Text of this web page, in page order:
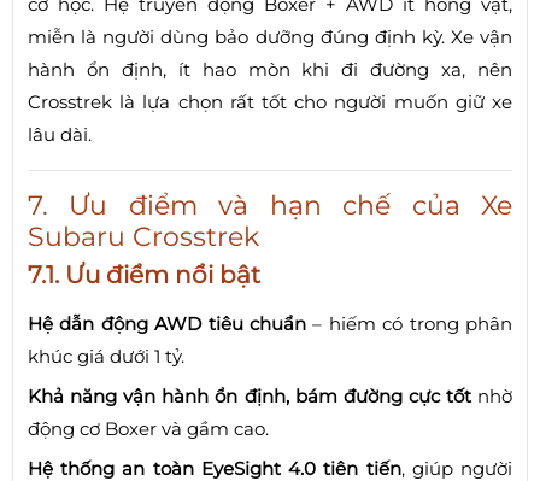
miễn là người dùng bảo dưỡng đúng định kỳ. Xe vận
hành ổn định, ít hao mòn khi đi đường xa, nên
Crosstrek là lựa chọn rất tốt cho người muốn giữ xe
lâu dài.
7. Ưu điểm và hạn chế của Xe
Subaru Crosstrek
7.1. Ưu điểm nổi bật
Hệ dẫn động AWD tiêu chuẩn – hiếm có trong phân
khúc giá dưới 1 tỷ.
Khả năng vận hành ổn định, bám đường cực tốtnhờ
động cơ Boxer và gầm cao.
Hệ thống an toàn EyeSight 4.0 tiên tiến, giúp người